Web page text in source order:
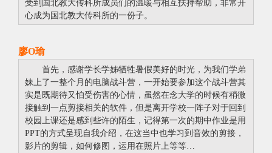
受到国北教大传科所成员们的温暖与相互扶持帮助，非常开
心成为国北教大传科所的一份子。
廖O瑜
首先，感谢学长学姊牺牲暑假美好的时光，为我们学弟
妹上了一整个月的电脑战斗营，一开始要参加这个战斗营其
实是既期待又怕受伤害的心情，虽然在念大学的时候有稍微
接触到一点剪接相关的软件，但是离开学校一阵子对于回到
校园上课还是感到些许的陌生，记得第一次的期中作业是用
PPT的方式呈现自我介绍，在这当中也学习到音效的剪接，
影片的剪辑，如何修图，运用在照片上等等…